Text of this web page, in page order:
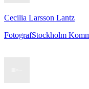
Cecilia Larsson Lantz
FotografStockholm